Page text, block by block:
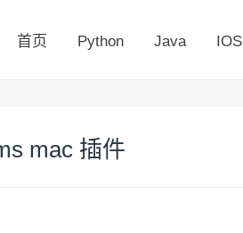
首页 Python Java IOS
mac 插件